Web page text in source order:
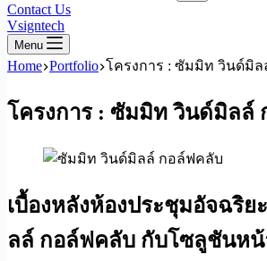
No
results
Contact Us
Vsigntech
Menu
Home Portfolio โครงการ : ซัมมิท วินด์มิ
โครงการ : ซัมมิท วินด์มิลล์
เบื้องหลังห้องประชุมอัจฉริ
ลล์ กอล์ฟคลับ กับโซลูชันหน้